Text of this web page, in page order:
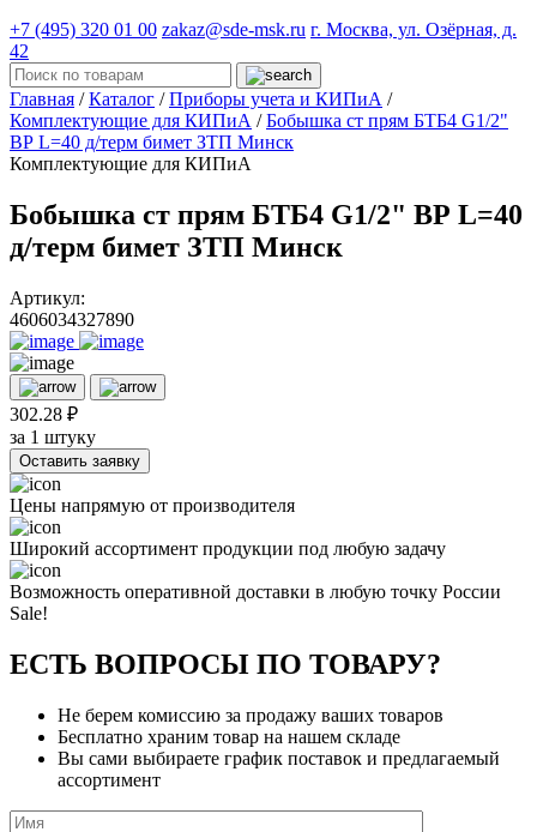
+7 (495) 320 01 00 zakaz@sde-msk.ru г. Москва, ул. Озёрная, д.
42
Главная / Каталог / Приборы учета и КИПиА /
Комплектующие для КИПиА / Бобышка ст прям БТБ4 G1/2"
ВР L=40 д/терм бимет ЗТП Минск
Комплектующие для КИПиА
Бобышка ст прям БТБ4 G1/2" ВР L=40
д/терм бимет ЗТП Минск
Артикул:
4606034327890
302.28 ₽
за 1 штуку
Оставить заявку
Цены напрямую от производителя
Широкий ассортимент продукции под любую задачу
Возможность оперативной доставки в любую точку России
Sale!
ЕСТЬ ВОПРОСЫ ПО ТОВАРУ?
Не берем комиссию за продажу ваших товаров
Бесплатно храним товар на нашем складе
Вы сами выбираете график поставок и предлагаемый
ассортимент